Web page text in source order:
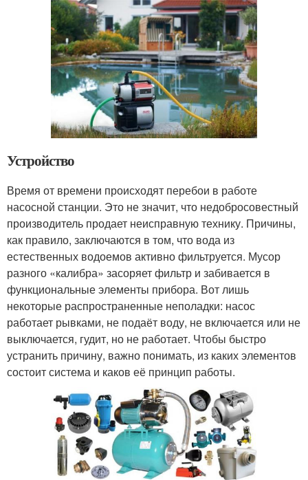
Устройство
Время от времени происходят перебои в работе
насосной станции. Это не значит, что недобросовестный
производитель продает неисправную технику. Причины,
как правило, заключаются в том, что вода из
естественных водоемов активно фильтруется. Мусор
разного «калибра» засоряет фильтр и забивается в
функциональные элементы прибора. Вот лишь
некоторые распространенные неполадки: насос
работает рывками, не подаёт воду, не включается или не
выключается, гудит, но не работает. Чтобы быстро
устранить причину, важно понимать, из каких элементов
состоит система и каков её принцип работы.